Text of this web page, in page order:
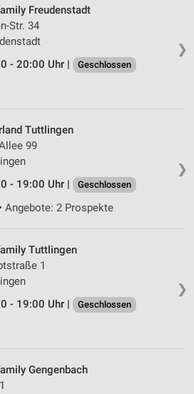
❯
Freudenstadt
Str. 34
- 20:00 Uhr |
Geschlossen
❯
Tuttlingen
99
- 19:00 Uhr |
Geschlossen
Angebote: 2 Prospekte
❯
Tuttlingen
1
- 19:00 Uhr |
Geschlossen
Gengenbach